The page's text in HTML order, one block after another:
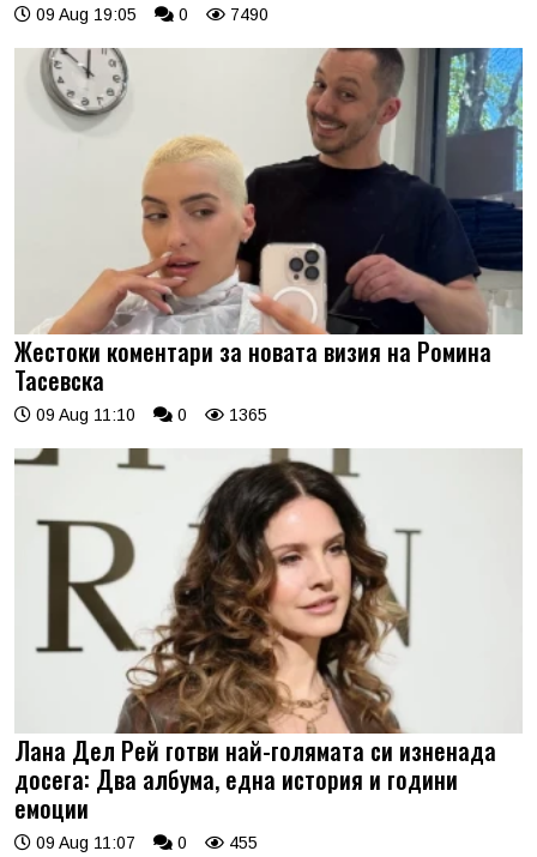
09 Aug 19:05 0 7490
Жестоки коментари за новата визия на Ромина
Тасевска
09 Aug 11:10 0 1365
Лана Дел Рей готви най-голямата си изненада
досега: Два албума, една история и години
емоции
09 Aug 11:07 0 455